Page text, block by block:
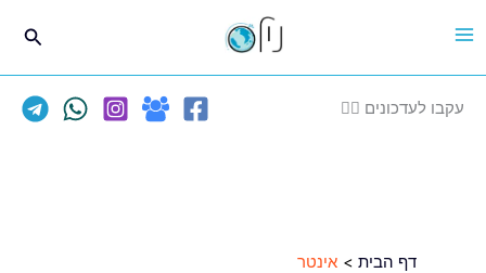
לתוכן
עקבו לעדכונים 👈🏽
דף הבית אינטר